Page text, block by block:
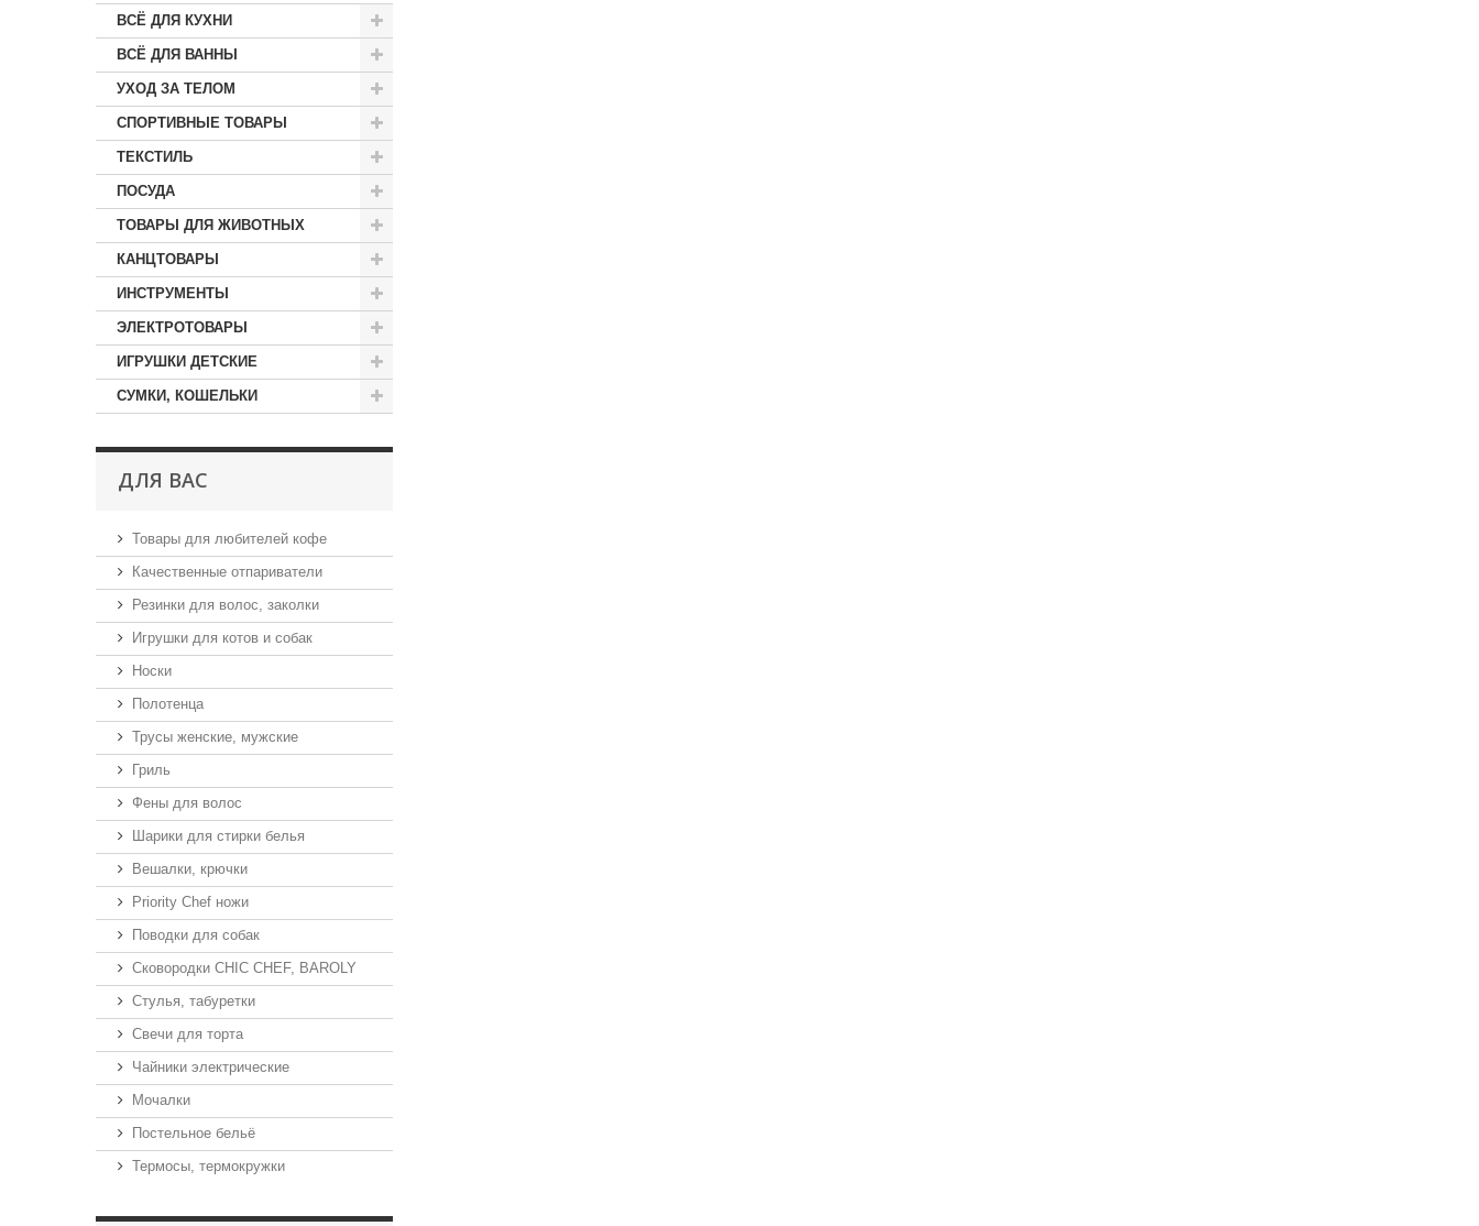
ВСЁ ДЛЯ КУХНИ
ВСЁ ДЛЯ ВАННЫ
УХОД ЗА ТЕЛОМ
СПОРТИВНЫЕ ТОВАРЫ
ТЕКСТИЛЬ
ПОСУДА
ТОВАРЫ ДЛЯ ЖИВОТНЫХ
КАНЦТОВАРЫ
ИНСТРУМЕНТЫ
ЭЛЕКТРОТОВАРЫ
ИГРУШКИ ДЕТСКИЕ
СУМКИ, КОШЕЛЬКИ
ДЛЯ ВАС
Товары для любителей кофе
Качественные отпариватели
Резинки для волос, заколки
Игрушки для котов и собак
Носки
Полотенца
Трусы женские, мужские
Гриль
Фены для волос
Шарики для стирки белья
Вешалки, крючки
Priority Chef ножи
Поводки для собак
Сковородки CHIC CHEF, BAROLY
Стулья, табуретки
Свечи для торта
Чайники электрические
Мочалки
Постельное бельё
Термосы, термокружки